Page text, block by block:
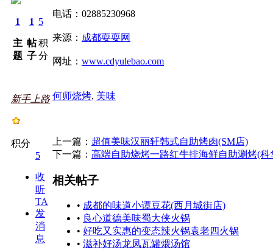
1
主
题
1
帖
子
5
积
分
新手上路
积分
5
收
听
TA
发
消
息
电话：02885230968
来源： 成都耍耍网
网址： www.cdyulebao.com
何师烧烤, 美味
上一篇： 超值美味汉丽轩韩式自助烤肉(SM店)
下一篇： 高端自助烧烤一路红牛排海鲜自助涮烤(科
相关帖子
• 成都的味道小谭豆花(西月城街店)
• 良心道德美味蜀大侠火锅
• 好吃又实惠的变态辣火锅袁老四火锅
• 滋补好汤龙凤瓦罐煨汤馆